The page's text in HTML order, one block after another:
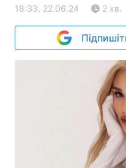
18:33, 22.06.24 2 хв.